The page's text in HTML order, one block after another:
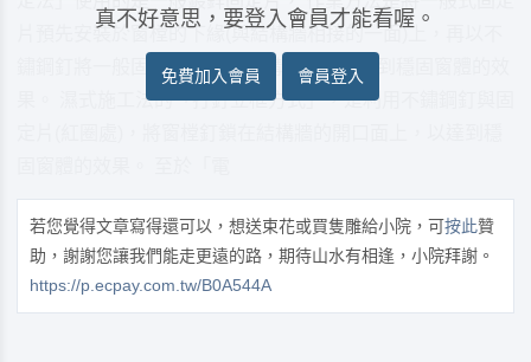
片預先安裝於窗樘的下緣(與結構牆相接的一面)上，再以不
鏽鋼釘將一般固定片釘鎖在結構牆面上，達到穩固窗體的效
果。 濕式施工法的「打釘立框方式」，是利用不鏽鋼釘與固
真不好意思，要登入會員才能看喔。
免費加入會員 會員登入
若您覺得文章寫得還可以，想送束花或買隻雕給小院，可按此贊
助，謝謝您讓我們能走更遠的路，期待山水有相逢，小院拜謝。
https://p.ecpay.com.tw/B0A544A